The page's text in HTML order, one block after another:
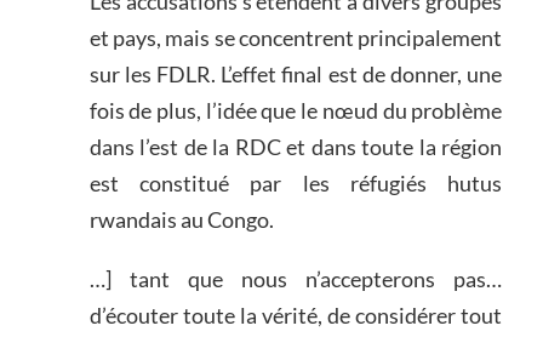
et pays, mais se concentrent principalement
sur les FDLR. L’effet final est de donner, une
fois de plus, l’idée que le nœud du problème
dans l’est de la RDC et dans toute la région
est constitué par les réfugiés hutus
rwandais au Congo.
…] tant que nous n’accepterons pas…
d’écouter toute la vérité, de considérer tout